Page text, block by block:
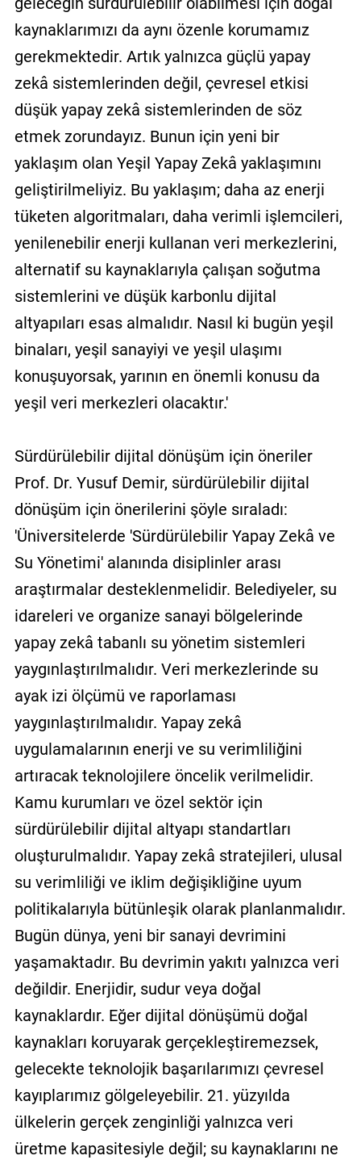
kaynaklarımızı da aynı özenle korumamız
gerekmektedir. Artık yalnızca güçlü yapay
zekâ sistemlerinden değil, çevresel etkisi
düşük yapay zekâ sistemlerinden de söz
etmek zorundayız. Bunun için yeni bir
yaklaşım olan Yeşil Yapay Zekâ yaklaşımını
geliştirilmeliyiz. Bu yaklaşım; daha az enerji
tüketen algoritmaları, daha verimli işlemcileri,
yenilenebilir enerji kullanan veri merkezlerini,
alternatif su kaynaklarıyla çalışan soğutma
sistemlerini ve düşük karbonlu dijital
altyapıları esas almalıdır. Nasıl ki bugün yeşil
binaları, yeşil sanayiyi ve yeşil ulaşımı
konuşuyorsak, yarının en önemli konusu da
yeşil veri merkezleri olacaktır.'
Sürdürülebilir dijital dönüşüm için öneriler
Prof. Dr. Yusuf Demir, sürdürülebilir dijital
dönüşüm için önerilerini şöyle sıraladı:
'Üniversitelerde 'Sürdürülebilir Yapay Zekâ ve
Su Yönetimi' alanında disiplinler arası
araştırmalar desteklenmelidir. Belediyeler, su
idareleri ve organize sanayi bölgelerinde
yapay zekâ tabanlı su yönetim sistemleri
yaygınlaştırılmalıdır. Veri merkezlerinde su
ayak izi ölçümü ve raporlaması
yaygınlaştırılmalıdır. Yapay zekâ
uygulamalarının enerji ve su verimliliğini
artıracak teknolojilere öncelik verilmelidir.
Kamu kurumları ve özel sektör için
sürdürülebilir dijital altyapı standartları
oluşturulmalıdır. Yapay zekâ stratejileri, ulusal
su verimliliği ve iklim değişikliğine uyum
politikalarıyla bütünleşik olarak planlanmalıdır.
Bugün dünya, yeni bir sanayi devrimini
yaşamaktadır. Bu devrimin yakıtı yalnızca veri
değildir. Enerjidir, sudur veya doğal
kaynaklardır. Eğer dijital dönüşümü doğal
kaynakları koruyarak gerçekleştiremezsek,
gelecekte teknolojik başarılarımızı çevresel
kayıplarımız gölgeleyebilir. 21. yüzyılda
ülkelerin gerçek zenginliği yalnızca veri
üretme kapasitesiyle değil; su kaynaklarını ne